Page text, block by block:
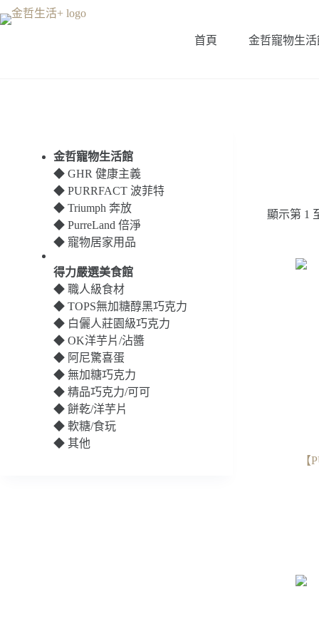
至
首頁 金哲寵物生活
顯示第 1
【
金哲寵物生活館
◆ GHR 健康主義
◆ PURRFACT 波菲特
◆ Triumph 奔放
◆ PurreLand 倍淨
◆ 寵物居家用品
得力嚴選美食館
◆ 職人級食材
◆ TOPS無加糖醇黑巧克力
◆ 白儷人莊園級巧克力
◆ OK洋芋片/沾醬
◆ 阿尼驚喜蛋
◆ 無加糖巧克力
◆ 精品巧克力/可可
◆ 餅乾/洋芋片
◆ 軟糖/食玩
◆ 其他